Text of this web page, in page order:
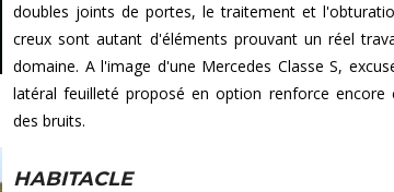
doubles joints de portes, le traitement et
creux sont autant d'éléments prouvant un réel
domaine. A l'image d'une Mercedes Classe S,
latéral feuilleté proposé en option renforce encore
des bruits.
HABITACLE